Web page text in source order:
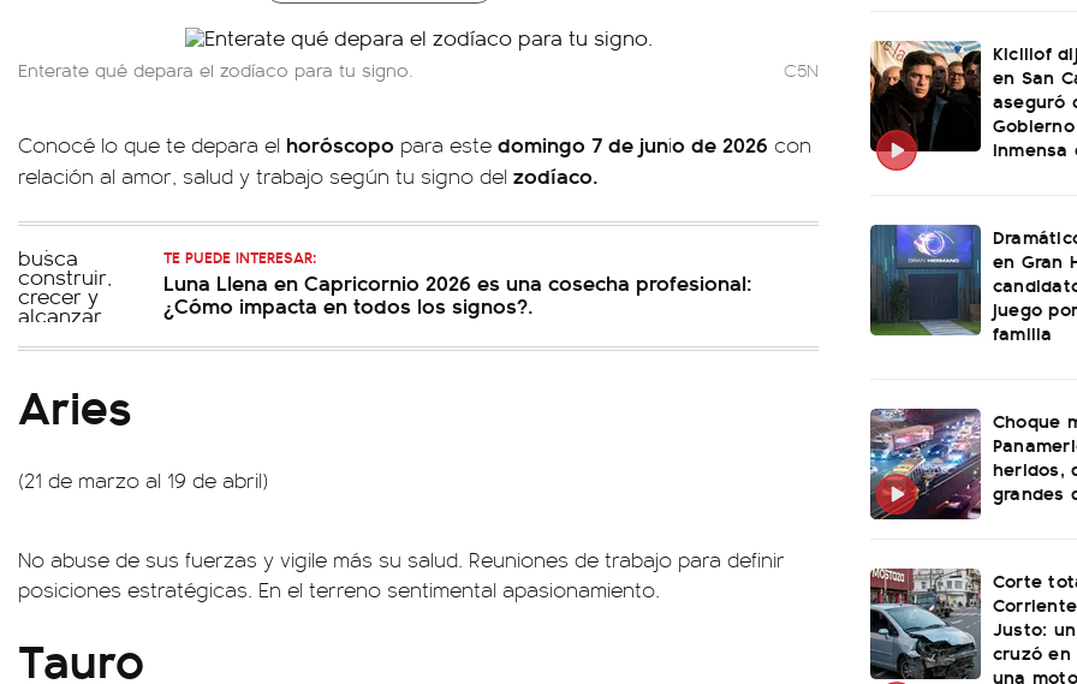
Enterate qué depara el zodíaco para tu signo. C5N
Conocé lo que te depara el horóscopo para este domingo 7 de junio de 2026 con
relación al amor, salud y trabajo según tu signo del zodíaco.
TE PUEDE INTERESAR:
Luna Llena en Capricornio 2026 es una cosecha profesional:
¿Cómo impacta en todos los signos?.
Aries
(21 de marzo al 19 de abril)
No abuse de sus fuerzas y vigile más su salud. Reuniones de trabajo para definir
posiciones estratégicas. En el terreno sentimental apasionamiento.
Tauro
Kicillof
en San
aseguró
inmensa
en Gran
juego
familia
Choque
heridos,
grandes
Corte
Justo:
cruzó en
una